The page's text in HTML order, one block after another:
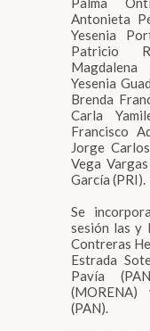
Antonieta
Yesenia
Patricio
Magdalena
Yesenia
Brenda
Carla
Francisco
Jorge
Vega
García (PRI).
Se
sesión las y
Contreras
Estrada
Pavía
(PAN).